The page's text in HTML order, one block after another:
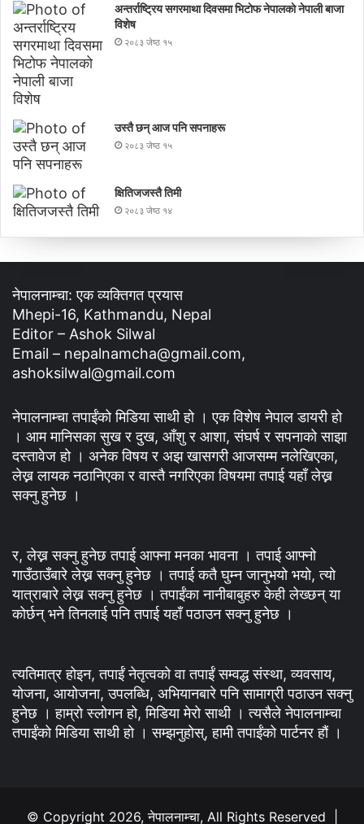
अन्तर्राष्ट्रिय सगरमाथा दिवसमा भिटाेफ नेपालकाे नेपाली बाजा
विशेष
२०८३ जेष्ठ १५
उस्तै छन् आज पनि सपनाहरू
२०८३ जेष्ठ १५
क्षितिजजस्तै तिमी
२०८३ जेष्ठ १४
नेपालनाम्चा: एक व्यक्तिगत प्रयास
Mhepi-16, Kathmandu, Nepal
Editor – Ashok Silwal
Email – nepalnamcha@gmail.com,
ashoksilwal@gmail.com
नेपालनाम्चा तपाईंको मिडिया साथी हो । एक विशेष नेपाल डायरी हो
। आम मानिसका सुख र दुख, आँशु र आशा, संघर्ष र सपनाको साझा
दस्तावेज हो । अनेक विषय र अझ खासगरी आजसम्म नलेखिएका,
लेख्न लायक नठानिएका र वास्तै नगरिएका विषयमा तपाई यहाँ लेख्न
सक्नु हुनेछ ।
र, लेख्न सक्नु हुनेछ तपाई आफ्ना मनका भावना । तपाई आफ्नो
गाउँठाउँबारे लेख्न सक्नु हुनेछ । तपाई कतै घुम्न जानुभयो भयो, त्यो
यात्राबारे लेख्न सक्नु हुनेछ । तपाईंका नानीबाबुहरु केही लेख्छन् या
कोर्छन् भने तिनलाई पनि तपाई यहाँ पठाउन सक्नु हुनेछ ।
त्यतिमात्र होइन, तपाईं नेतृत्वको वा तपाईं सम्वद्ध संस्था, व्यवसाय,
योजना, आयोजना, उपलब्धि, अभियानबारे पनि सामाग्री पठाउन सक्नु
हुनेछ । हाम्रो स्लोगन हो, मिडिया मेरो साथी । त्यसैले नेपालनाम्चा
तपाईंको मिडिया साथी हो । सम्झनुहोस्, हामी तपाईंको पार्टनर हौं ।
© Copyright 2026, नेपालनाम्चा, All Rights Reserved |